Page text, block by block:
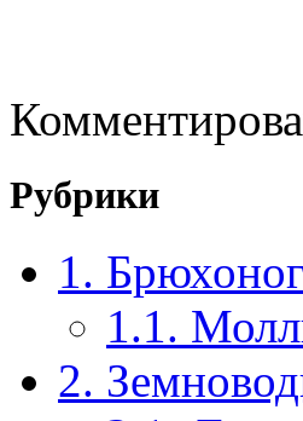
Рубрики
1.
1.1.
2.